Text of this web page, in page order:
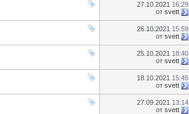
27.10.2021 16:29
от svett
26.10.2021 15:59
от svett
25.10.2021 18:40
от svett
18.10.2021 15:45
от svett
27.09.2021 13:14
от svett